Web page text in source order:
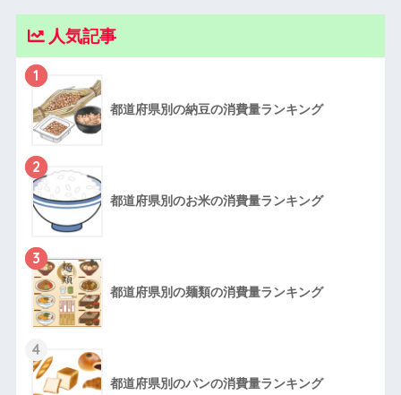
人気記事
1
都道府県別の納豆の消費量ランキング
2
都道府県別のお米の消費量ランキング
3
都道府県別の麺類の消費量ランキング
4
都道府県別のパンの消費量ランキング